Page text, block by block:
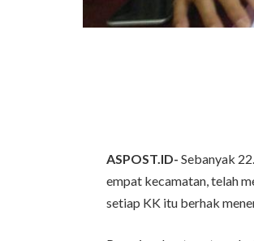
ASPOST.ID-Sebanyak
empat kecamatan, telah
setiap KK itu berhak